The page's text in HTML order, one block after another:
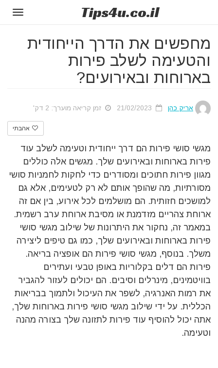
Tips4u.co.il
מחפשים את הדרך הייחודית
והטעימה לשלב פירות
בארוחות ובאירועים?
אריק כהן זמן קריאה מוערך: 2 דק'
אהבתי
מגשי סושי פירות הם דרך ייחודית וטעימה לשלב עוד
פירות בארוחות ובאירועים שלך. מגשים אלה כוללים
מגוון פירות חתוכים ומסודרים כדי לחקות לחמניות סושי
מסורתיות, מה שהופך אותם לא רק לטעימים, אלא גם
למושכים חזותית. הם מושלמים לכל אירוע, בין אם זה
ארוחת צהריים מזדמנת או מסיבת ארוחת ערב רשמית.
במאמר זה, נחקור את היתרונות של שילוב מגשי סושי
פירות בארוחות ובאירועים שלך, כמו גם טיפים ליצירה
משלך. בנוסף, מגשי סושי פירות הם אופציה בריאה.
פירות הם דלים בקלוריות באופן טבעי ועתירים
בוויטמינים, מינרלים וסיבים. הם יכולים לעזור להגביר
את רמות האנרגיה, לשפר את העיכול ולתמוך בבריאות
הכללית. על ידי שילוב מגשי סושי פירות בארוחות שלך,
אתה יכול להוסיף עוד פירות לתזונה שלך בצורה מהנה
וטעימה.